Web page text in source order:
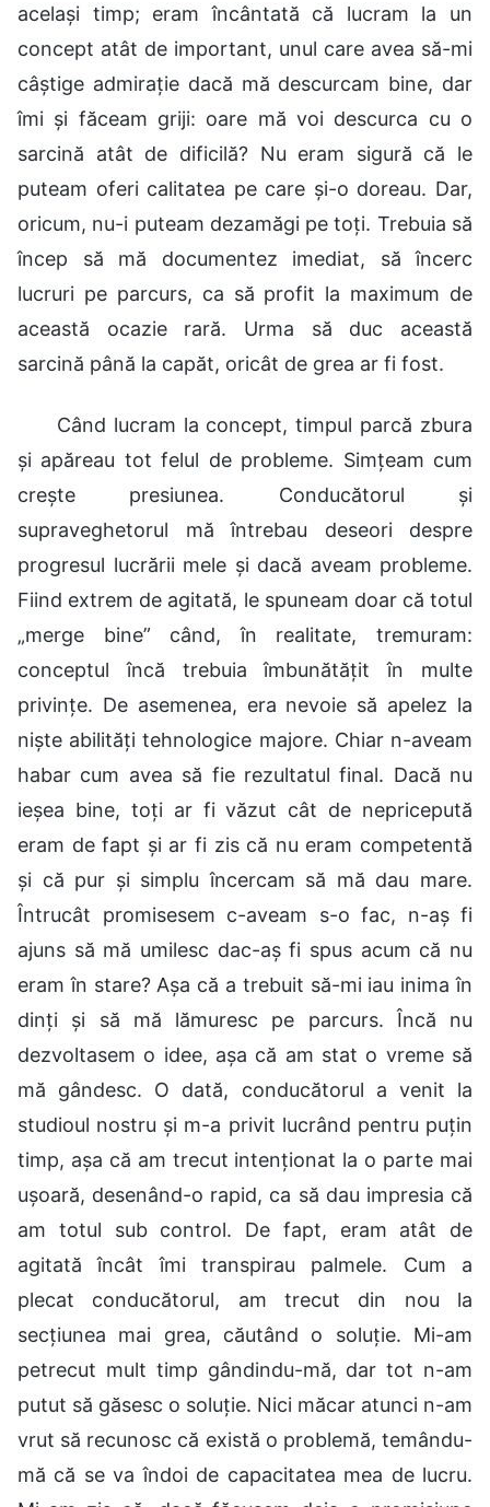
același timp; eram încântată că lucram la un
concept atât de important, unul care avea să-mi
câștige admirație dacă mă descurcam bine, dar
îmi și făceam griji: oare mă voi descurca cu o
sarcină atât de dificilă? Nu eram sigură că le
puteam oferi calitatea pe care și-o doreau. Dar,
oricum, nu-i puteam dezamăgi pe toți. Trebuia să
încep să mă documentez imediat, să încerc
lucruri pe parcurs, ca să profit la maximum de
această ocazie rară. Urma să duc această
sarcină până la capăt, oricât de grea ar fi fost.
Când lucram la concept, timpul parcă zbura
și apăreau tot felul de probleme. Simțeam cum
crește presiunea. Conducătorul și
supraveghetorul mă întrebau deseori despre
progresul lucrării mele și dacă aveam probleme.
Fiind extrem de agitată, le spuneam doar că totul
„merge bine” când, în realitate, tremuram:
conceptul încă trebuia îmbunătățit în multe
privințe. De asemenea, era nevoie să apelez la
niște abilități tehnologice majore. Chiar n-aveam
habar cum avea să fie rezultatul final. Dacă nu
ieșea bine, toți ar fi văzut cât de nepricepută
eram de fapt și ar fi zis că nu eram competentă
și că pur și simplu încercam să mă dau mare.
Întrucât promisesem c-aveam s-o fac, n-aș fi
ajuns să mă umilesc dac-aș fi spus acum că nu
eram în stare? Așa că a trebuit să-mi iau inima în
dinți și să mă lămuresc pe parcurs. Încă nu
dezvoltasem o idee, așa că am stat o vreme să
mă gândesc. O dată, conducătorul a venit la
studioul nostru și m-a privit lucrând pentru puțin
timp, așa că am trecut intenționat la o parte mai
ușoară, desenând-o rapid, ca să dau impresia că
am totul sub control. De fapt, eram atât de
agitată încât îmi transpirau palmele. Cum a
plecat conducătorul, am trecut din nou la
secțiunea mai grea, căutând o soluție. Mi-am
petrecut mult timp gândindu-mă, dar tot n-am
putut să găsesc o soluție. Nici măcar atunci n-am
vrut să recunosc că există o problemă, temându-
mă că se va îndoi de capacitatea mea de lucru.